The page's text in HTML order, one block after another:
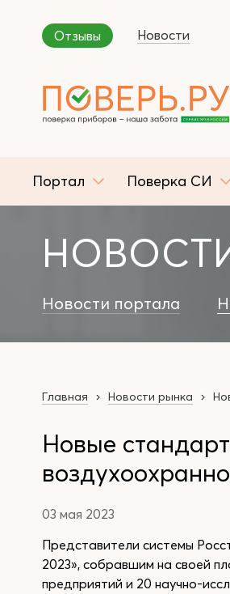
Отзывы Новости
Портал Поверка СИ
Новости портала
Главная Новости рынка
Новые
03 мая 2023
Представители системы
2023», собравшим на своей
предприятий и 20 научно-